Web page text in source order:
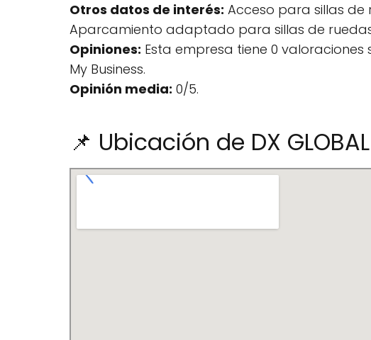
Otros datos de interés: Acceso para sillas de
Aparcamiento adaptado para sillas de
Opiniones: Esta empresa tiene 0 valoraciones
My Business.
Opinión media: 0/5.
📌 Ubicación de DX GLOBAL